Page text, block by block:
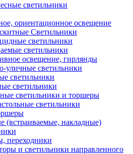
светильники
ориентационное освещение
Светильники
светильники
светильники
освещение, гирлянды
уличные светильники
светильники
светильники
светильники и торшеры
светильники
(встраиваемые, накладные)
переходники
и светильники направленного